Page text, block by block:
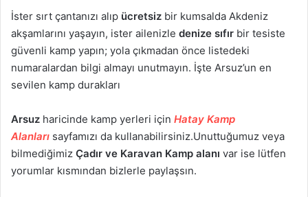
İster sırt çantanızı alıp ücretsiz bir kumsalda Akdeniz
akşamlarını yaşayın, ister ailenizle denize sıfır bir tesiste
güvenli kamp yapın; yola çıkmadan önce listedeki
numaralardan bilgi almayı unutmayın. İşte Arsuz’un en
sevilen kamp durakları
Arsuz haricinde kamp yerleri için Hatay Kamp
Alanları sayfamızı da kullanabilirsiniz.Unuttuğumuz veya
bilmediğimiz Çadır ve Karavan Kamp alanı var ise lütfen
yorumlar kısmından bizlerle paylaşsın.